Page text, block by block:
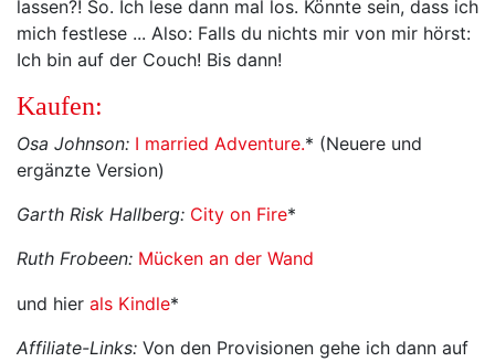
lassen?! So. Ich lese dann mal los. Könnte sein, dass ich
mich festlese ... Also: Falls du nichts mir von mir hörst:
Ich bin auf der Couch! Bis dann!
Kaufen:
Osa Johnson: I married Adventure.* (Neuere und
ergänzte Version)
Garth Risk Hallberg: City on Fire*
Ruth Frobeen: Mücken an der Wand
und hier als Kindle*
Affiliate-Links: Von den Provisionen gehe ich dann auf